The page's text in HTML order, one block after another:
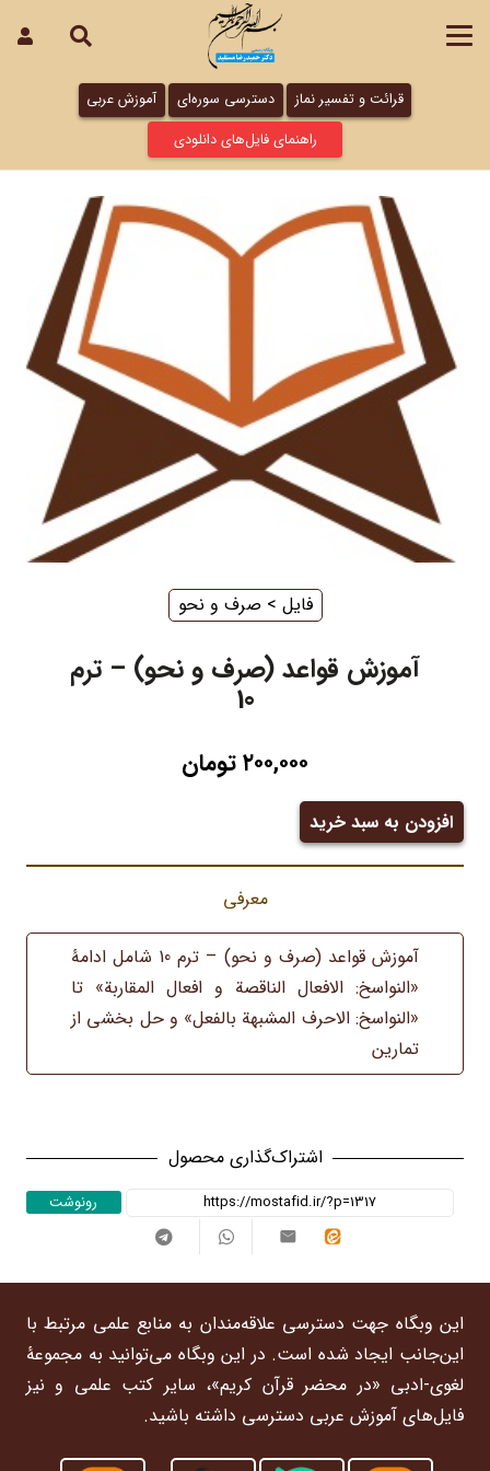
قرائت و تفسیر نماز دسترسی سوره‌ای
آموزش عربی
راهنمای فایل‌های دانلودی
صرف و نحو ‌ > ‌ فایل
آموزش قواعد (صرف و نحو) – ترم
10
۲۰۰,۰۰۰تومان
آموزش
قواعد
و
عدد
افزودن به سبد خرید
معرفی
آموزش قواعد (صرف و نحو) – ترم 10 شامل ادامۀ
«النواسخ: الافعال الناقصة و افعال المقاربة» تا
«النواسخ: الاحرف المشبهة بالفعل‏» و حل بخشی از
تمارین
اشتراک‌گذاری محصول
رونوشت
این وبگاه جهت دسترسی علاقه‌مندان به منابع علمی مرتبط با
این‌جانب ایجاد شده است. در این وبگاه می‌توانید به مجموعۀ
لغوی-ادبی «در محضر قرآن کریم»، سایر کتب علمی و نیز
فایل‌های آموزش عربی دسترسی داشته باشید.